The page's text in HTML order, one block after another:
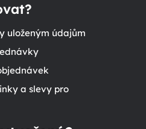
uloženým údajům
a slevy pro